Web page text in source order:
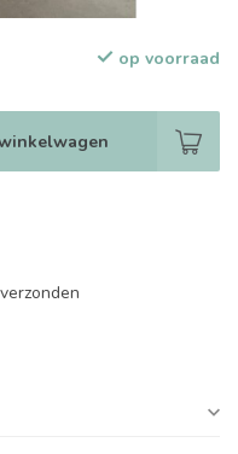
op voorraad